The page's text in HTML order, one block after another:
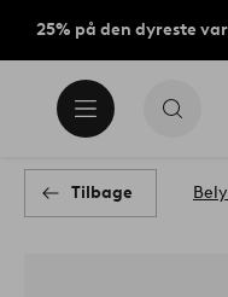
25% på den dyreste
Tilbage